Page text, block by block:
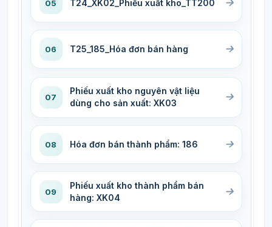
05 T24_XK02_Phiếu xuất kho_TT200
06 T25_185_Hóa đơn bán hàng
07
Phiếu xuất kho nguyên vật liệu
dùng cho sản xuất: XK03
08 Hóa đơn bán thành phẩm: 186
09
Phiếu xuất kho thành phẩm bán
hàng: XK04